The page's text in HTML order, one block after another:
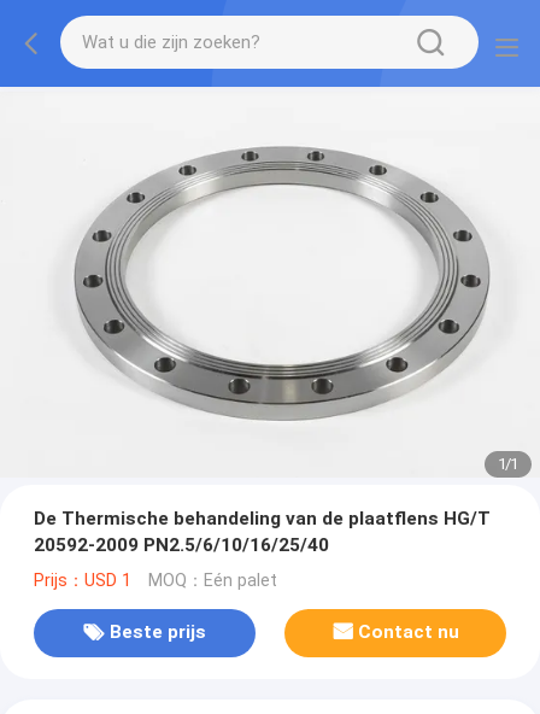
1/1
De Thermische behandeling van de plaatflens HG/T
20592-2009 PN2.5/6/10/16/25/40
Prijs：USD 1 MOQ：Eén palet
Beste prijs Contact nu